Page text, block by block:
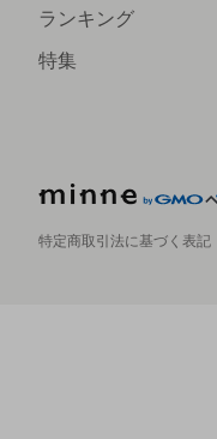
ランキング
特集
特定商取引法に基づく表記